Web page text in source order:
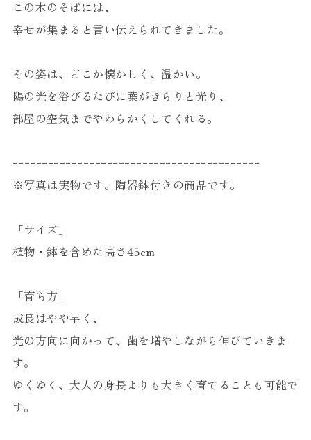
この木のそばには、
幸せが集まると言い伝えられてきました。
その姿は、どこか懐かしく、温かい。
陽の光を浴びるたびに葉がきらりと光り、
部屋の空気までやわらかくしてくれる。
ｰｰｰｰｰｰｰｰｰｰｰｰｰｰｰｰｰｰｰｰｰｰｰｰｰｰｰｰｰｰｰｰｰｰｰｰｰｰｰｰｰｰ
※写真は実物です。陶器鉢付きの商品です。
「サイズ」
植物・鉢を含めた高さ45cm
「育ち方」
成長はやや早く、
光の方向に向かって、歯を増やしながら伸びていきま
す。
ゆくゆく、大人の身長よりも大きく育てることも可能で
す。